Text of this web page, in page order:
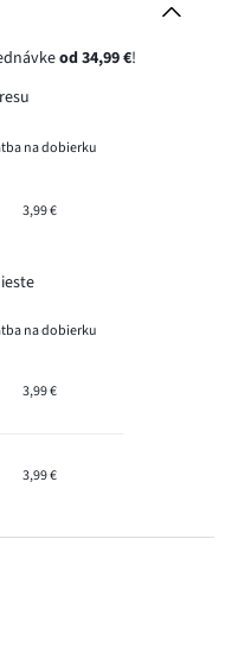
od 34,99 €!
na dobierku
3,99 €
na dobierku
3,99 €
3,99 €